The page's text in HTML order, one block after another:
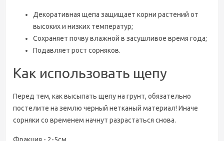
Декоративная щепа защищает корни растений от
высоких и низких температур;
Сохраняет почву влажной в засушливое время года;
Подавляет рост сорняков.
Как использовать щепу
Перед тем, как высыпать щепу на грунт, обязательно
постелите на землю черный нетканый материал! Иначе
сорняки со временем начнут разрастаться снова.